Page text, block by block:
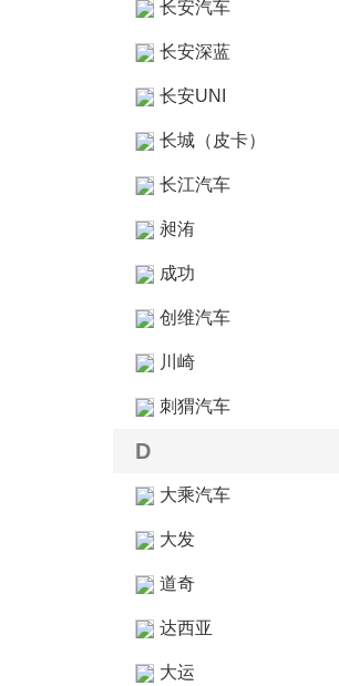
长安汽车
长安深蓝
长安UNI
长城（皮卡）
长江汽车
昶洧
成功
创维汽车
川崎
刺猬汽车
D
大乘汽车
大发
道奇
达西亚
大运